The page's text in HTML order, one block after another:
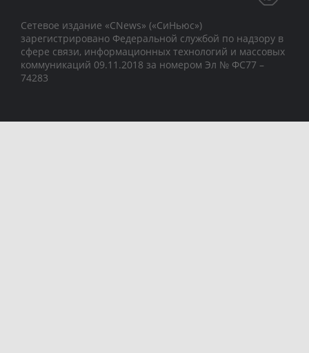
Сетевое издание «CNews» («СиНьюс»)
зарегистрировано Федеральной службой по надзору в
сфере связи, информационных технологий и массовых
коммуникаций 09.11.2018 за номером Эл № ФС77 –
74283